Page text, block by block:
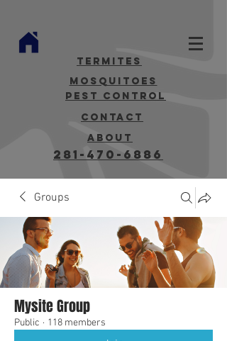
termites
mosquitoes
Pest Control
contact
about
281-470-6886
Groups
Mysite Group
Public · 118 members